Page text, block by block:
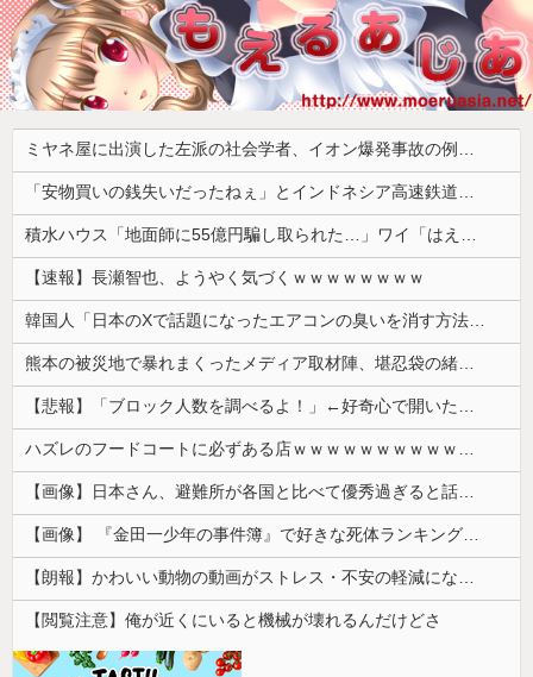
ミヤネ屋に出演した左派の社会学者、イオン爆発事故の例のテナントに理解を示して……
「安物買いの銭失いだったねぇ」とインドネシア高速鉄道の最終処分に日本側騒然、国家予算は使わないというと何が財源なんだ？
積水ハウス「地面師に55億円騙し取られた…」ワイ「はえーかわいそう…会社滅茶苦茶やろなぁ」→
【速報】長瀬智也、ようやく気づくｗｗｗｗｗｗｗｗ
韓国人「日本のXで話題になったエアコンの臭いを消す方法をご覧ください」→「これマジ？」
熊本の被災地で暴れまくったメディア取材陣、堪忍袋の緒が切れた地元住民が苦情を寄せまくった結果……
【悲報】「ブロック人数を調べるよ！」←好奇心で開いたら終わるサイトだった【HotTweets】
ハズレのフードコートに必ずある店ｗｗｗｗｗｗｗｗｗｗｗｗ
【画像】日本さん、避難所が各国と比べて優秀過ぎると話題に
【画像】 『金田一少年の事件簿』で好きな死体ランキング１位がこちら！
【朗報】かわいい動物の動画がストレス・不安の軽減になる可能性。英大学の研究で実証
【閲覧注意】俺が近くにいると機械が壊れるんだけどさ